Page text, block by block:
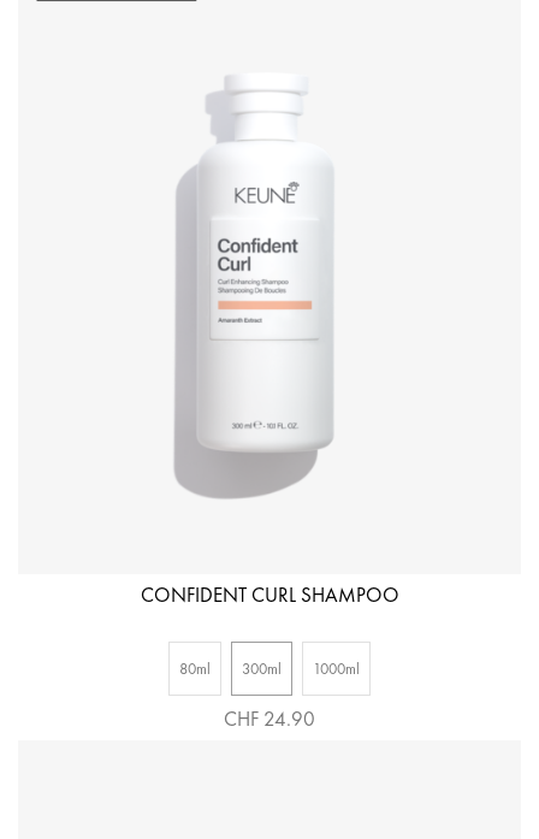
CONFIDENT CURL SHAMPOO
80ml 300ml 1000ml
CHF 24.90